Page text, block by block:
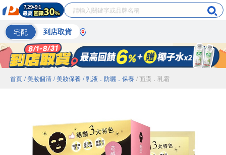
宅配 到店取貨
首頁 / 美妝個清 / 美妝保養 / 乳液．防曬．保養 / 面膜．乳霜